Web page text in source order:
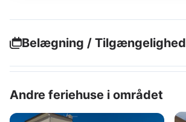
Belægning / Tilgængelighed
Andre feriehuse i området